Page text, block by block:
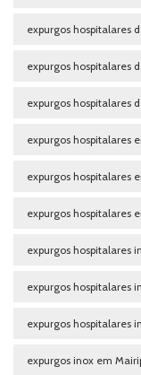
expurgos hospitalares
expurgos hospitalares
expurgos hospitalares
expurgos hospitalares
expurgos hospitalares
expurgos hospitalares
expurgos hospitalares
expurgos hospitalares
expurgos hospitalares
expurgos inox em